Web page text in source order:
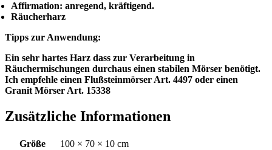
Affirmation: anregend, kräftigend.
Räucherharz
Tipps zur Anwendung:
Ein sehr hartes Harz dass zur Verarbeitung in
Räuchermischungen durchaus einen stabilen Mörser benötigt.
Ich empfehle einen Flußsteinmörser Art. 4497 oder einen
Granit Mörser Art. 15338
Zusätzliche Informationen
Größe 100 × 70 × 10 cm